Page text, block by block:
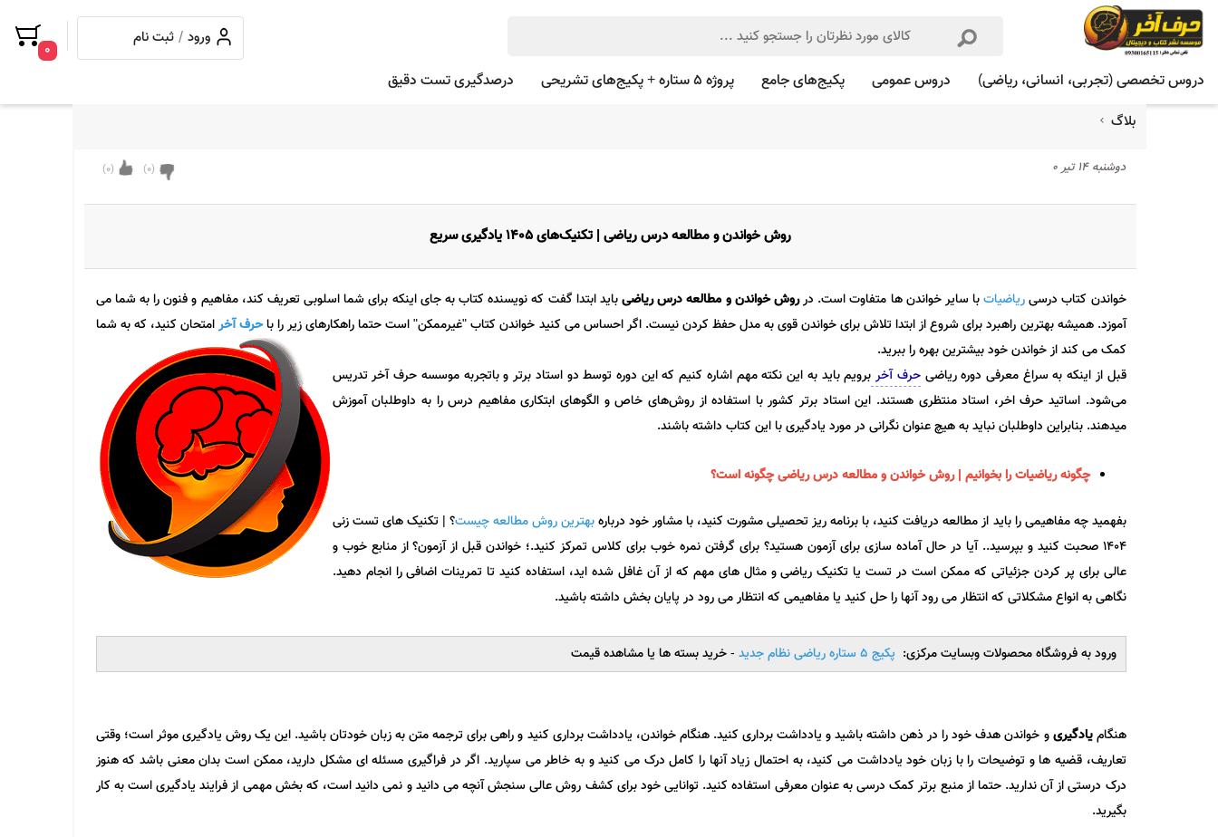
0
ورود / ثبت نام
دروس تخصصی (تجربی، انسانی، ریاضی) دروس عمومی پکیج‌های جامع پروژه 5 ستاره + پکیج‌های تشریحی درصدگیری تست دقیق
بلاگ
دوشنبه ۱۴ تیر ۰ (
0
) (
0
)
روش خواندن و مطالعه درس ریاضی | تکنیک‌های 1405 یادگیری سریع
خواندن کتاب درسیریاضیاتبا سایر خواندن ها متفاوت است. درروش خواندن و مطالعه درس ریاضیباید ابتدا گفت که نویسنده کتاب به جای اینکه برای شما اسلوبی تعریف کند، مفاهیم و فنون را به شما می
آموزد. همیشه بهترین راهبرد برای شروع از ابتدا تلاش برای خواندن قوی به مدل حفظ کردن نیست. اگر احساس می کنید خواندن کتاب "غیرممکن" است حتما راهکارهای زیر را باحرف آخرامتحان کنید، که به شما
کمک می کند از خواندن خود بیشترین بهره را ببرید.
قبل از اینکه به سراغ معرفی دوره ریاضیحرف آخربرویم باید به این نکته مهم اشاره کنیم که این دوره توسط دو استاد برتر و باتجربه موسسه حرف آخر تدریس
می‌شود. اساتید حرف اخر، استاد منتظری هستند. این استاد برتر کشور با استفاده از روش‌های خاص و الگوهای ابتکاری مفاهیم درس را به داوطلبان آموزش
می‎دهند. بنابراین داوطلبان نباید به هیچ عنوان نگرانی در مورد یادگیری با این کتاب داشته باشند.
چگونه ریاضیات را بخوانیم |روش خواندن و مطالعه درس ریاضیچگونه است؟
بفهمید چه مفاهیمی را باید از مطالعه دریافت کنید، با برنامه ریز تحصیلی مشورت کنید، با مشاور خود دربارهبهترین روش مطالعه چیست؟ | تکنیک های تست زنی
1404 صحبت کنید و بپرسید.. آیا در حال آماده سازی برای آزمون هستید؟ برای گرفتن نمره خوب برای کلاس تمرکز کنید.؛ خواندن قبل از آزمون؟ از منابع خوب و
عالی برای پر کردن جزئیاتی که ممکن است در تست یا تکنیک ریاضی و مثال های مهم که از آن غافل شده اید، استفاده کنید تا تمرینات اضافی را انجام دهید.
نگاهی به انواع مشکلاتی که انتظار می رود آنها را حل کنید یا مفاهیمی که انتظار می رود در پایان بخش داشته باشید.
ورود به فروشگاه محصولات وبسایت مرکزی: پکیج 5 ستاره ریاضی نظام جدید - خرید بسته ها یا مشاهده قیمت
هنگامیادگیریو خواندن هدف خود را در ذهن داشته باشید و یادداشت برداری کنید. هنگام خواندن، یادداشت برداری کنید و راهی برای ترجمه متن به زبان خودتان باشید. این یک روش یادگیری موثر است؛ وقتی
تعاریف، قضیه ها و توضیحات را با زبان خود یادداشت می کنید، به احتمال زیاد آنها را کامل درک می کنید و به خاطر می سپارید. اگر در فراگیری مسئله ای مشکل دارید، ممکن است بدان معنی باشد که هنوز
درک درستی از آن ندارید. حتما از منبع برتر کمک درسی به عنوان معرفی استفاده کنید. توانایی خود برای کشف روش عالی سنجش آنچه می دانید و نمی دانید است، که بخش مهمی از فرایند یادگیری است به کار
بگیرید.